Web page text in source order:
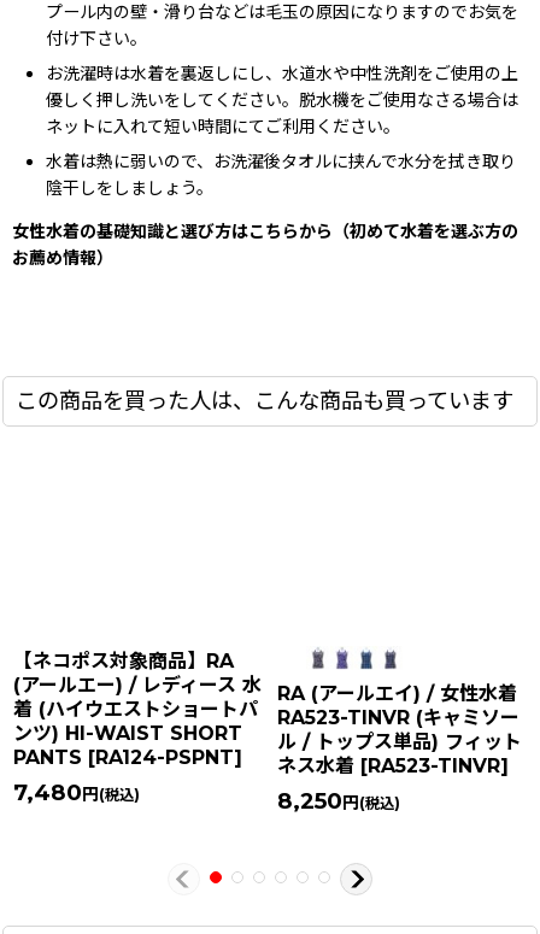
プール内の壁・滑り台などは毛玉の原因になりますのでお気を
付け下さい。
お洗濯時は水着を裏返しにし、水道水や中性洗剤をご使用の上
優しく押し洗いをしてください。脱水機をご使用なさる場合は
ネットに入れて短い時間にてご利用ください。
水着は熱に弱いので、お洗濯後タオルに挟んで水分を拭き取り
陰干しをしましょう。
女性水着の基礎知識と選び方はこちらから（初めて水着を選ぶ方の
お薦め情報）
この商品を買った人は、こんな商品も買っています
【ネコポス対象商品】RA
(アールエー) / レディース 水
着 (ハイウエストショートパ
ンツ) HI-WAIST SHORT
PANTS [RA124-PSPNT]
7,480円(税込)
RA (アールエイ) / 女性水着
RA523-TINVR (キャミソー
ル / トップス単品) フィット
ネス水着 [RA523-TINVR]
8,250円(税込)